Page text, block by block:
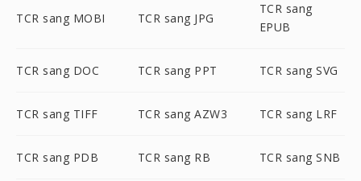
TCR sang MOBI TCR sang JPG
TCR sang
EPUB
TCR sang DOC TCR sang PPT TCR sang SVG
TCR sang TIFF TCR sang AZW3 TCR sang LRF
TCR sang PDB TCR sang RB TCR sang SNB